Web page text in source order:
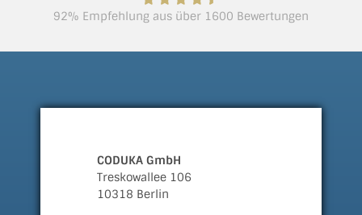
92% Empfehlung aus über 1600 Bewertungen
CODUKA GmbH
Treskowallee 106
10318 Berlin